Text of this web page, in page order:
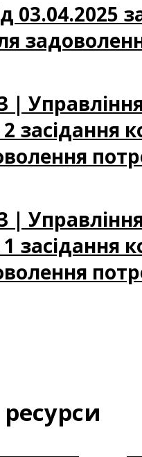
03.04.2025
|
засідання
|
засідання